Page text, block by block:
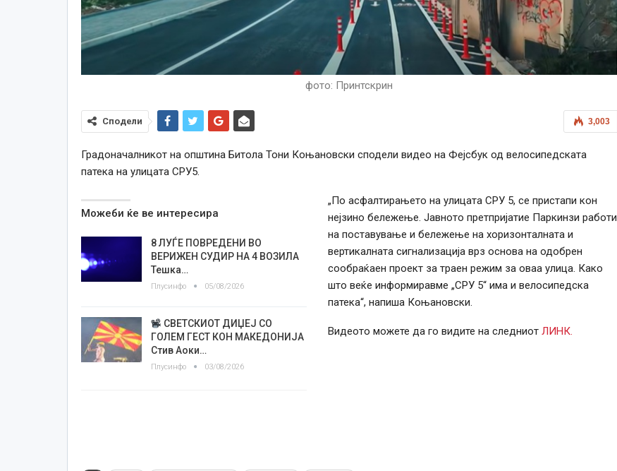
фото: Принтскрин
3,003
Сподели
Градоначалникот на општина Битола Тони Коњановски сподели видео на Фејсбук од велосипедската
патека на улицата СРУ5.
Можеби ќе ве интересира
8 ЛУЃЕ ПОВРЕДЕНИ ВО
ВЕРИЖЕН СУДИР НА 4 ВОЗИЛА
Тешка…
Плусинфо 05/08/2026
СВЕТСКИОТ ДИЏЕЈ СО
ГОЛЕМ ГЕСТ КОН МАКЕДОНИЈА
Стив Аоки…
Плусинфо 03/08/2026
„По асфалтирањето на улицата СРУ 5, се пристапи кон
нејзино бележење. Јавното претпријатие Паркинзи работи
на поставување и бележење на хоризонталната и
вертикалната сигнализација врз основа на одобрен
сообраќаен проект за траен режим за оваа улица. Како
што веќе информиравме „СРУ 5“ има и велосипедска
патека“, напиша Коњановски.
Видеото можете да го видите на следниот ЛИНК.